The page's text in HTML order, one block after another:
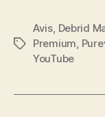
Étiquettes
Avis Debrid
Premium
YouTube